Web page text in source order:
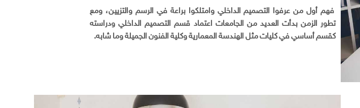
فهم أول من عرفوا التصميم الداخلي وامتلكوا براعة في الرسم والتزيين، ومع
تطور الزمن بدأت العديد من الجامعات اعتماد قسم التصميم الداخلي ودراسته
كقسم أساسي في كليات مثل الهندسة المعمارية وكلية الفنون الجميلة وما شابه.